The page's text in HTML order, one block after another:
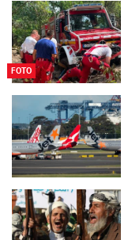
FOTO